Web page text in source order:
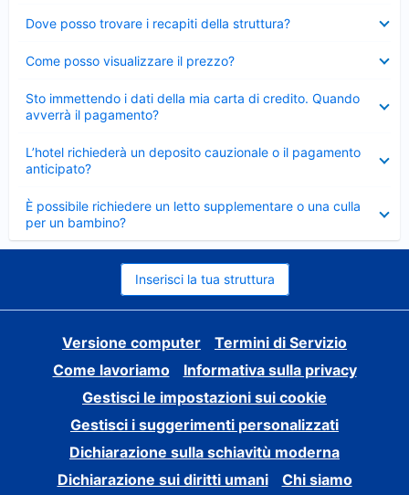
Dove posso trovare i recapiti della struttura?
chiuso
Come posso visualizzare il prezzo?
chiuso
Sto immettendo i dati della mia carta di credito. Quando
avverrà il pagamento?
chiuso
L’hotel richiederà un deposito cauzionale o il pagamento
anticipato?
chiuso
È possibile richiedere un letto supplementare o una culla
per un bambino?
Elemento
chiuso
Inserisci la tua struttura
Versione computer
Termini di Servizio
Come lavoriamo
Informativa sulla privacy
Gestisci le impostazioni sui cookie
Gestisci i suggerimenti personalizzati
Dichiarazione sulla schiavitù moderna
Dichiarazione sui diritti umani
Chi siamo